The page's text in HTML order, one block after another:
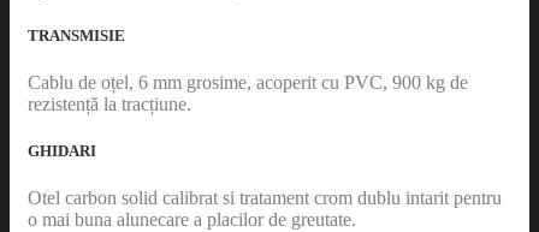
TRANSMISIE
Cablu de oțel, 6 mm grosime, acoperit cu PVC, 900 kg de
rezistență la tracțiune.
GHIDARI
Otel carbon solid calibrat si tratament crom dublu intarit pentru
o mai buna alunecare a placilor de greutate.